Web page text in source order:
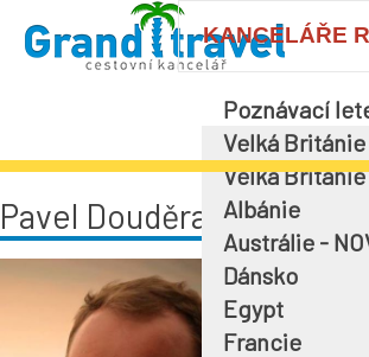
KANCELÁŘE
Poznávací
Velká
Velká
Albánie
Austrálie -
Dánsko
Egypt
Francie
Pavel Douděra
Cestování